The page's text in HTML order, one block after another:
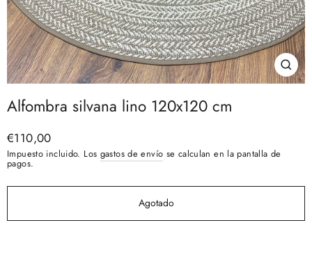
(esc)
Alfombra silvana lino 120x120 cm
Precio
habitual
€110,00
Impuesto incluido. Los gastos de envío se calculan en la pantalla de
pagos.
Agotado